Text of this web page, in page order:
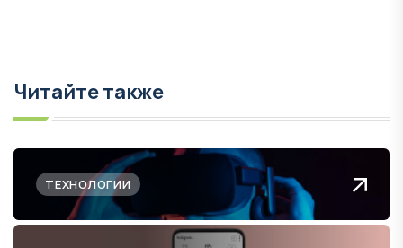
Читайте также
ТЕХНОЛОГИИ